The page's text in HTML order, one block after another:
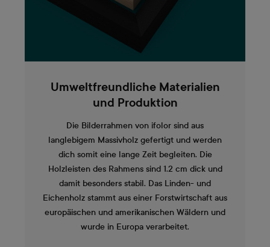
Umweltfreundliche Materialien
und Produktion
Die Bilderrahmen von ifolor sind aus
langlebigem Massivholz gefertigt und werden
dich somit eine lange Zeit begleiten. Die
Holzleisten des Rahmens sind 1.2 cm dick und
damit besonders stabil. Das Linden- und
Eichenholz stammt aus einer Forstwirtschaft aus
europäischen und amerikanischen Wäldern und
wurde in Europa verarbeitet.